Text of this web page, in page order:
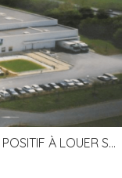
PLATEFORME LOGISTIQUE AVEC FROID POSITIF À LOUER SECTEUR NIORT (79)